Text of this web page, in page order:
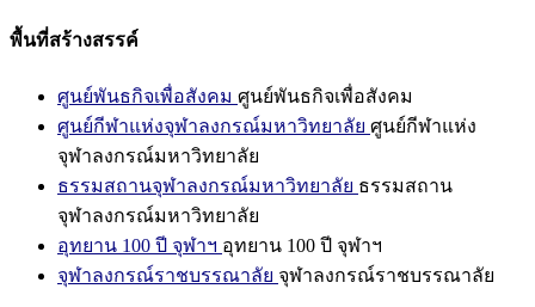
พื้นที่สร้างสรรค์
ศูนย์พันธกิจเพื่อสังคม ศูนย์พันธกิจเพื่อสังคม
ศูนย์กีฬาแห่งจุฬาลงกรณ์มหาวิทยาลัย ศูนย์กีฬาแห่ง
จุฬาลงกรณ์มหาวิทยาลัย
ธรรมสถานจุฬาลงกรณ์มหาวิทยาลัย ธรรมสถาน
จุฬาลงกรณ์มหาวิทยาลัย
อุทยาน 100 ปี จุฬาฯ อุทยาน 100 ปี จุฬาฯ
จุฬาลงกรณ์ราชบรรณาลัย จุฬาลงกรณ์ราชบรรณาลัย